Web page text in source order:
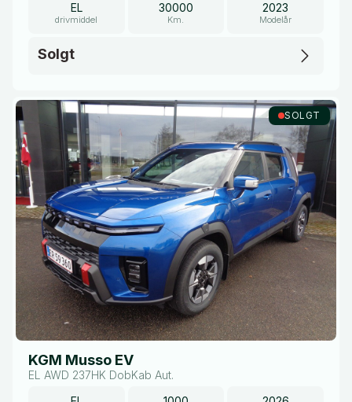
EL
drivmiddel
30000
Km.
2023
Modelår
Solgt
SOLGT
KGM Musso EV
EL AWD 237HK DobKab Aut.